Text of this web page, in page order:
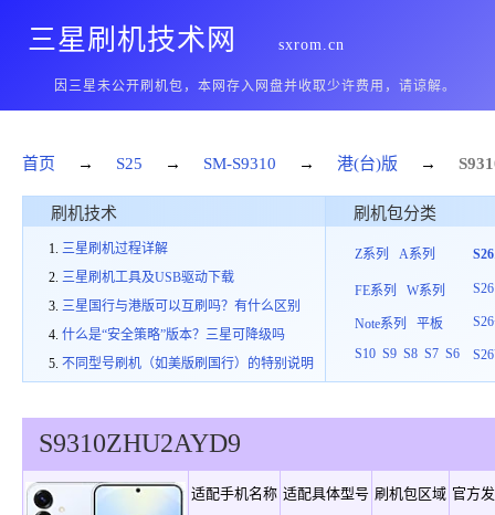
三星刷机技术网 sxrom.cn
因三星未公开刷机包，本网存入网盘并收取少许费用，请谅解。
首页 → S25 → SM-S9310 → 港(台)版 →
刷机技术
三星刷机过程详解
三星刷机工具及USB驱动下载
三星国行与港版可以互刷吗？有什么区别
什么是“安全策略”版本？三星可降级吗
不同型号刷机（如美版刷国行）的特别说明
刷机包分类
Z系列 A系列
FE系列 W系列
Note系列
平板
S10 S9 S8 S7 S6
S26
S9310ZHU2AYD9
适配手机名称 适配具体型号 刷机包区域 官方